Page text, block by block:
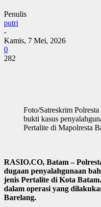
Penulis
putri
-
Kamis, 7 Mei, 2026
0
282
Foto/Satreskrim
bukti kasus
Pertalite di Mapolresta
RASIO.CO, Batam –
dugaan penyalahgunaan
jenis Pertalite di Kota
dalam operasi yang
Barelang.